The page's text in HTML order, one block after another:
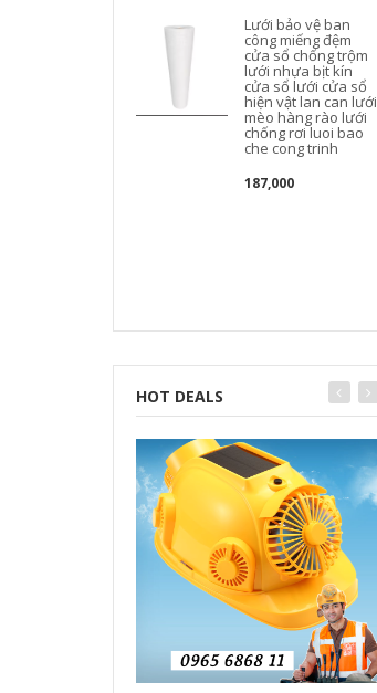
Lưới bảo vệ ban
công miếng đệm
cửa sổ chống trộm
lưới nhựa bịt kín
cửa sổ lưới cửa sổ
hiện vật lan can lưới
mèo hàng rào lưới
chống rơi luoi bao
che cong trinh
187,000
HOT DEALS